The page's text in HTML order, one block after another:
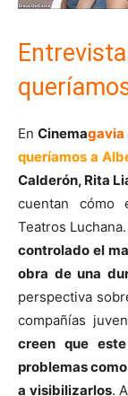
En Cinemagavia
queríamos a
Calderón, Rita
cuentan cómo
Teatros
controlado el
obra de una
perspectiva
compañías
creen que
problemas
a visibilizarlos.